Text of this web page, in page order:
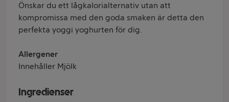
Önskar du ett lågkalorialternativ utan att
kompromissa med den goda smaken är detta den
perfekta yoggi yoghurten för dig.
Allergener
Innehåller Mjölk
Ingredienser